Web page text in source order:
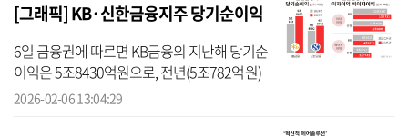
[그래픽] KB·신한금융지주 당기순이익
6일 금융권에 따르면 KB금융의 지난해 당기순
이익은 5조8430억원으로, 전년(5조782억원)
보다 15.06% 증가했다. 이는 5조7000억 수준
2026-02-06 13:04:29